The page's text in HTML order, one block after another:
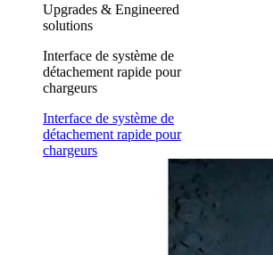
Upgrades & Engineered
solutions
Interface de système de
détachement rapide pour
chargeurs
Interface de système de
détachement rapide pour
chargeurs